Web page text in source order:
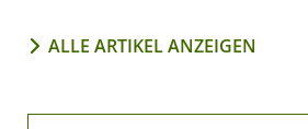
ALLE ARTIKEL ANZEIGEN